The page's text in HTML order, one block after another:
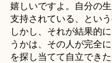
嬉しいですよ。自分の
支持されている、という
しかし、それが結果的
うかは、その人が完全
を探し当てて自立でき